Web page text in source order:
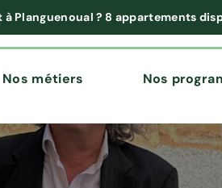
Planguenoual ? 8 appartements
Nos métiers Nos